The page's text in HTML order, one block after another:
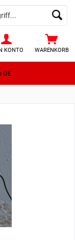
DE
WARENKORB
KONTO